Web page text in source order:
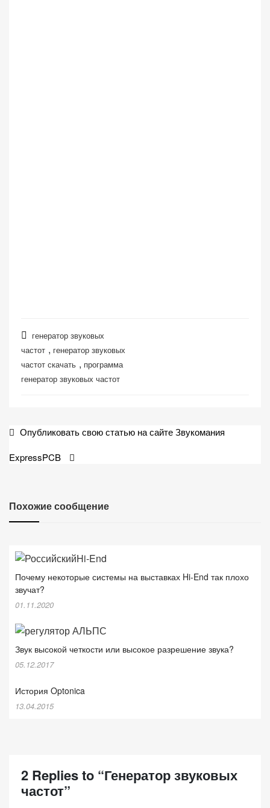
генератор звуковых
частот , генератор звуковых
частот скачать , программа
генератор звуковых частот
Навигация
записям
Опубликовать свою статью на сайте Звукомания
ExpressPCB
Похожие сообщение
Почему некоторые системы на выставках Hi-End так плохо
звучат?
01.11.2020
Звук высокой четкости или высокое разрешение звука?
05.12.2017
История Optonica
13.04.2015
2 Replies to “Генератор звуковых
частот”